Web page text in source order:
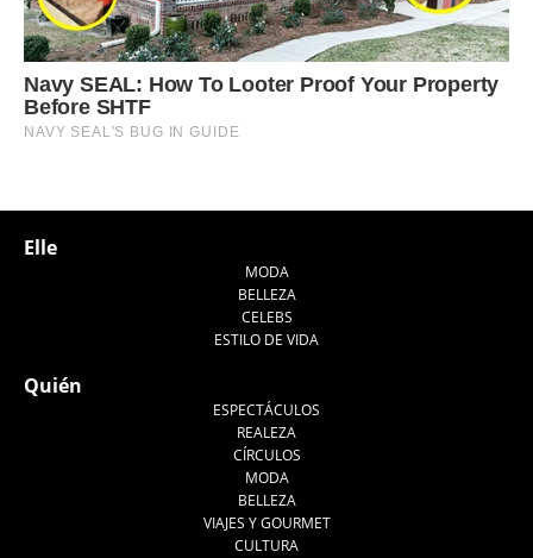
Elle
MODA
BELLEZA
CELEBS
ESTILO DE VIDA
Quién
ESPECTÁCULOS
REALEZA
CÍRCULOS
MODA
BELLEZA
VIAJES Y GOURMET
CULTURA